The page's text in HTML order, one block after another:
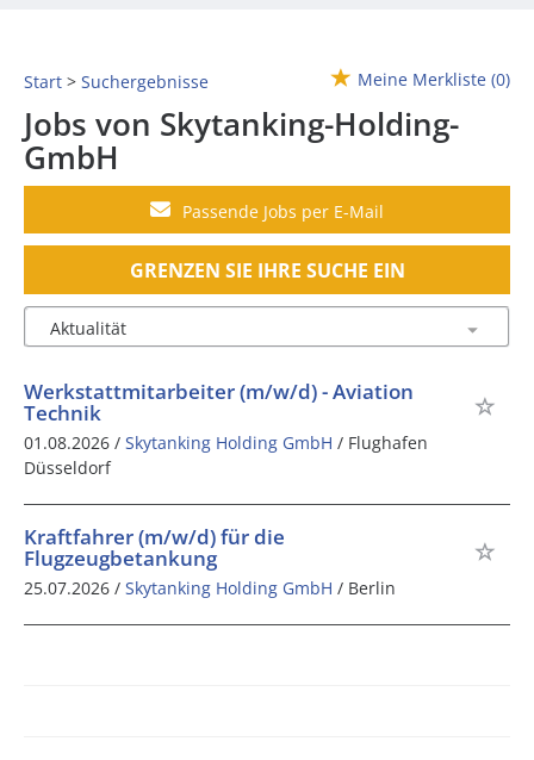
Start Suchergebnisse Meine Merkliste (0)
Jobs von Skytanking-Holding-
GmbH
Passende Jobs per E-Mail
GRENZEN SIE IHRE SUCHE EIN
Werkstattmitarbeiter (m/w/d) - Aviation
Technik
01.08.2026 / Skytanking Holding GmbH / Flughafen
Düsseldorf
Kraftfahrer (m/w/d) für die
Flugzeugbetankung
25.07.2026 / Skytanking Holding GmbH / Berlin